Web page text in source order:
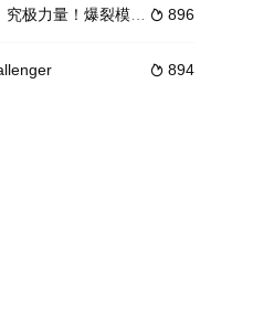
见面交谈，甚至驱除
 896
力量！爆裂模式发动
 894